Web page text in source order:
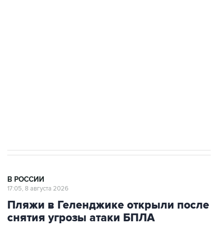
В РОССИИ
17:05, 8 августа 2026
Пляжи в Геленджике открыли после
снятия угрозы атаки БПЛА